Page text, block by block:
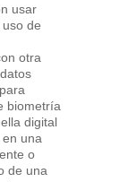
usar
de
otra
biometría
digital
una
o
de una